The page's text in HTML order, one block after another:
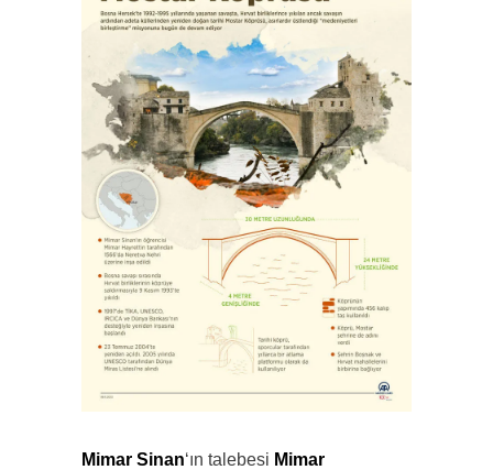
Mimar Sinan‘ın talebesi Mimar